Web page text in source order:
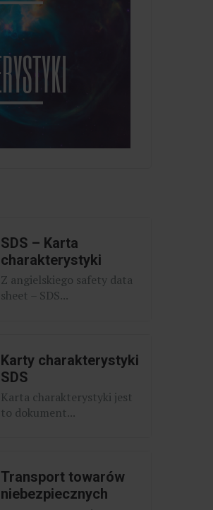
SDS – Karta
charakterystyki
Z angielskiego safety data
sheet – SDS...
Karty charakterystyki
SDS
Karta charakterystyki jest
to dokument...
Transport towarów
niebezpiecznych